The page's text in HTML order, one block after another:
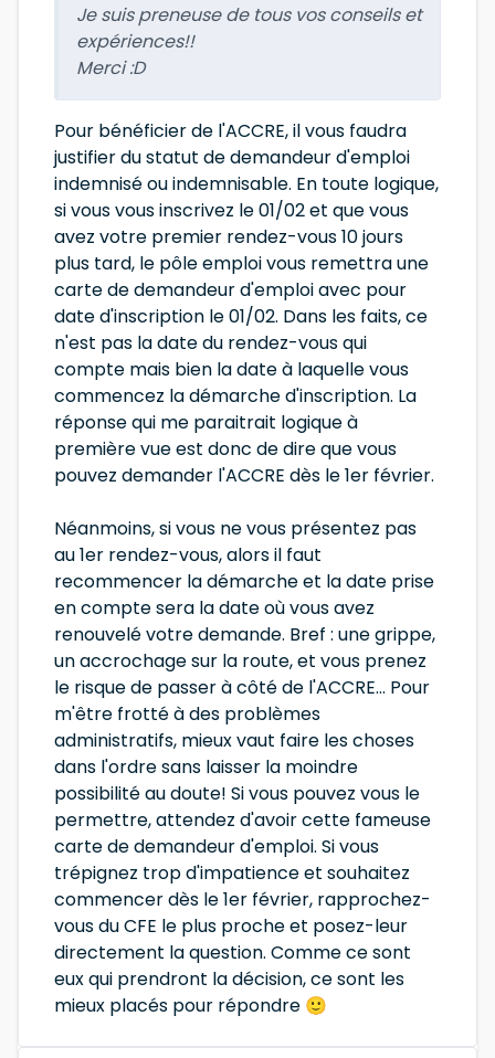
Je suis preneuse de tous vos conseils et
expériences!!
Merci :D
Pour bénéficier de l'ACCRE, il vous faudra
justifier du statut de demandeur d'emploi
indemnisé ou indemnisable. En toute logique,
si vous vous inscrivez le 01/02 et que vous
avez votre premier rendez-vous 10 jours
plus tard, le pôle emploi vous remettra une
carte de demandeur d'emploi avec pour
date d'inscription le 01/02. Dans les faits, ce
n'est pas la date du rendez-vous qui
compte mais bien la date à laquelle vous
commencez la démarche d'inscription. La
réponse qui me paraitrait logique à
première vue est donc de dire que vous
pouvez demander l'ACCRE dès le 1er février.
Néanmoins, si vous ne vous présentez pas
au 1er rendez-vous, alors il faut
recommencer la démarche et la date prise
en compte sera la date où vous avez
renouvelé votre demande. Bref : une grippe,
un accrochage sur la route, et vous prenez
le risque de passer à côté de l'ACCRE... Pour
m'être frotté à des problèmes
administratifs, mieux vaut faire les choses
dans l'ordre sans laisser la moindre
possibilité au doute! Si vous pouvez vous le
permettre, attendez d'avoir cette fameuse
carte de demandeur d'emploi. Si vous
trépignez trop d'impatience et souhaitez
commencer dès le 1er février, rapprochez-
vous du CFE le plus proche et posez-leur
directement la question. Comme ce sont
eux qui prendront la décision, ce sont les
mieux placés pour répondre 🙂